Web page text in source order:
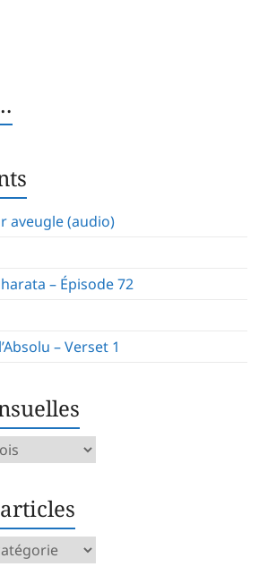
aveugle (audio)
– Épisode 72
– Verset 1